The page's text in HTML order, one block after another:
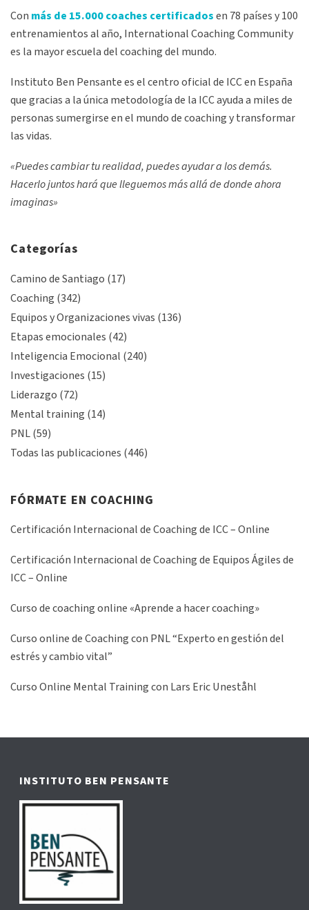
Con más de 15.000 coaches certificadosen 78 países y 100
entrenamientos al año, International Coaching Community
es la mayor escuela del coaching del mundo.
Instituto Ben Pensante es el centro oficial de ICC en España
que gracias a la única metodología de la ICC ayuda a miles de
personas sumergirse en el mundo de coaching y transformar
las vidas.
«Puedes cambiar tu realidad, puedes ayudar a los demás.
Hacerlo juntos hará que lleguemos más allá de donde ahora
imaginas»
Categorías
Camino de Santiago (17)
Coaching (342)
Equipos y Organizaciones vivas (136)
Etapas emocionales (42)
Inteligencia Emocional (240)
Investigaciones (15)
Liderazgo (72)
Mental training (14)
PNL(59)
Todas las publicaciones (446)
FÓRMATE EN COACHING
Certificación Internacional de Coaching de ICC – Online
Certificación Internacional de Coaching de Equipos Ágiles de
ICC – Online
Curso de coaching online «Aprende a hacer coaching»
Curso online de Coaching con PNL “Experto en gestión del
estrés y cambio vital”
Curso Online Mental Training con Lars Eric Uneståhl
INSTITUTO BEN PENSANTE